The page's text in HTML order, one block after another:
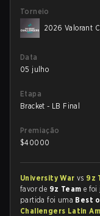
Torneio
2026 Valorant
Data
05 julho
Etapa
Bracket - LB Final
Premiação
$40000
University War vs 9z
favor de 9z Team e foi
partida foi uma Best
Challengers Latin